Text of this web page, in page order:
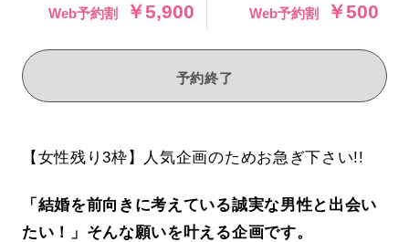
Web予約割
￥5,900
Web予約割
￥500
予約終了
【女性残り3枠】人気企画のためお急ぎ下さい!!
「結婚を前向きに考えている誠実な男性と出会い
たい！」そんな願いを叶える企画です。